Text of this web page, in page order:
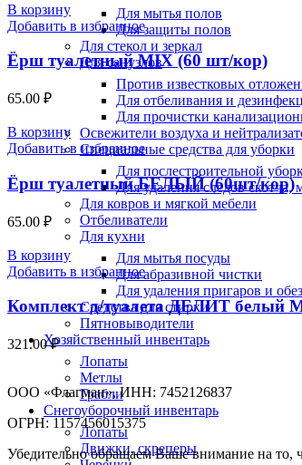
Для мытья полов
Для защиты полов
Для стекол и зеркал
Для санузлов
Против известковых
Для отбеливания и
Для прочистки
Освежители воздуха и
Специальные средства для уборки
Для послестроительной
Для удаления следов
Для ковров и мягкой мебели
Отбеливатели
Для кухни
Для мытья посуды
Для абразивной чистки
Для удаления пригаров и
Средства для стирки
Пятновыводители
Хозяйственный инвентарь
Лопаты
Метлы
Грабли
Снегоуборочный инвентарь
Лопаты
Движки, скреперы
В корзину
Добавить в избранное
Ёрш туалетный MIX (60 шт/кор)
65.00 ₽
В корзину
Добавить в избранное
Ёрш туалетный БЕЛЫЙ (60шт/кор)
65.00 ₽
В корзину
Добавить в избранное
Комплект д/туалета ДЕЛИТ белый
321.00₽
ООО «Флагман», ИНН: 7452126837
ОГРН: 1157456015375
Убедительно обращаем Ваше внимание на то,